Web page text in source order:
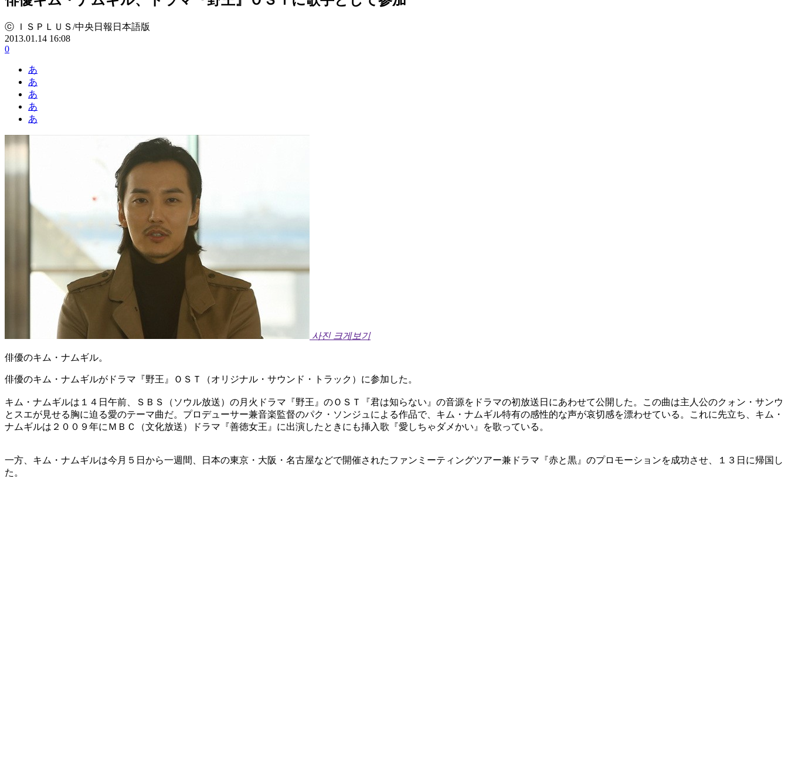
ⓒ ＩＳＰＬＵＳ/中央日報日本語版
2013.01.14 16:08
0
あ
あ
あ
あ
あ
사진 크게보기
俳優のキム・ナムギル。
俳優のキム・ナムギルがドラマ『野王』ＯＳＴ（オリジナル・サウンド・トラック）に参加した。
キム・ナムギルは１４日午前、ＳＢＳ（ソウル放送）の月火ドラマ『野王』のＯＳＴ『君は知らない』の音源をドラマの初放送日にあわせて公開した。この曲は主人公のクォン・サンウ
とスエが見せる胸に迫る愛のテーマ曲だ。プロデューサー兼音楽監督のパク・ソンジュによる作品で、キム・ナムギル特有の感性的な声が哀切感を漂わせている。これに先立ち、キム・
ナムギルは２００９年にＭＢＣ（文化放送）ドラマ『善徳女王』に出演したときにも挿入歌『愛しちゃダメかい』を歌っている。
一方、キム・ナムギルは今月５日から一週間、日本の東京・大阪・名古屋などで開催されたファンミーティングツアー兼ドラマ『赤と黒』のプロモーションを成功させ、１３日に帰国し
た。